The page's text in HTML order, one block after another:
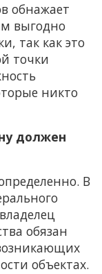
обнажает
выгодно
так как это
точки
никто
должен
В
обязан
объектах.